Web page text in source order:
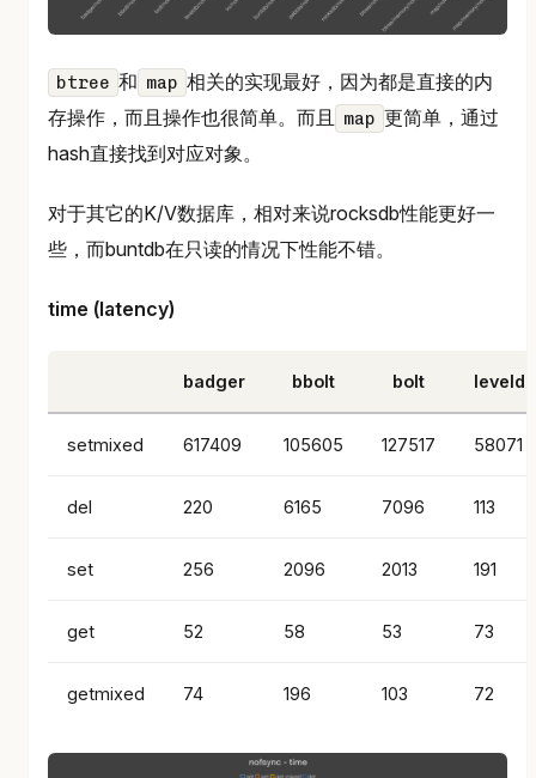
btree 和 map 相关的实现最好，因为都是直接的内
存操作，而且操作也很简单。而且
map 更简单，通过
hash直接找到对应对象。
对于其它的K/V数据库，相对来说rocksdb性能更好一
些，而buntdb在只读的情况下性能不错。
time (latency)
badger bbolt bolt leveldb
setmixed 617409 105605 127517 58071
del 220 6165 7096 113
set 256 2096 2013 191
get 52 58 53 73
getmixed 74 196 103 72